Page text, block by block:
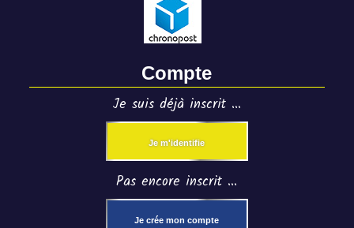
Compte
Je suis déjà inscrit ...
Je m'identifie
Pas encore inscrit ...
Je crée mon compte